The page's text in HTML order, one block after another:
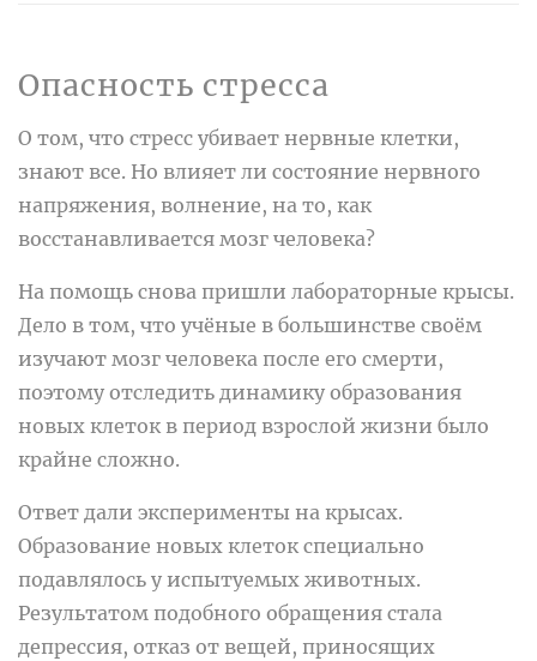
Опасность стресса
О том, что стресс убивает нервные клетки,
знают все. Но влияет ли состояние нервного
напряжения, волнение, на то, как
восстанавливается мозг человека?
На помощь снова пришли лабораторные крысы.
Дело в том, что учёные в большинстве своём
изучают мозг человека после его смерти,
поэтому отследить динамику образования
новых клеток в период взрослой жизни было
крайне сложно.
Ответ дали эксперименты на крысах.
Образование новых клеток специально
подавлялось у испытуемых животных.
Результатом подобного обращения стала
депрессия, отказ от вещей, приносящих